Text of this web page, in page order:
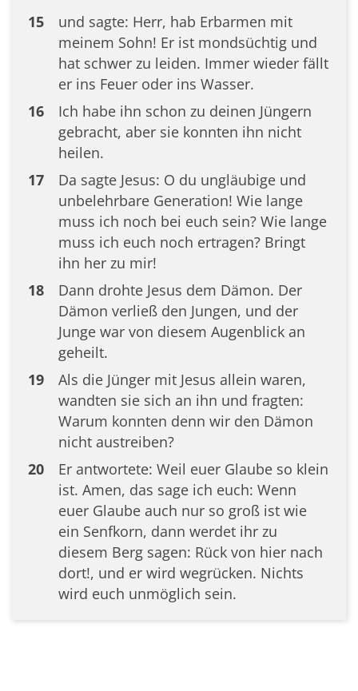
15
und sagte: Herr, hab Erbarmen mit
meinem Sohn! Er ist mondsüchtig und
hat schwer zu leiden. Immer wieder fällt
er ins Feuer oder ins Wasser.
16
Ich habe ihn schon zu deinen Jüngern
gebracht, aber sie konnten ihn nicht
heilen.
17
Da sagte Jesus: O du ungläubige und
unbelehrbare Generation! Wie lange
muss ich noch bei euch sein? Wie lange
muss ich euch noch ertragen? Bringt
ihn her zu mir!
18
Dann drohte Jesus dem Dämon. Der
Dämon verließ den Jungen, und der
Junge war von diesem Augenblick an
geheilt.
19
Als die Jünger mit Jesus allein waren,
wandten sie sich an ihn und fragten:
Warum konnten denn wir den Dämon
nicht austreiben?
20
Er antwortete: Weil euer Glaube so klein
ist. Amen, das sage ich euch: Wenn
euer Glaube auch nur so groß ist wie
ein Senfkorn, dann werdet ihr zu
diesem Berg sagen: Rück von hier nach
dort!, und er wird wegrücken. Nichts
wird euch unmöglich sein.